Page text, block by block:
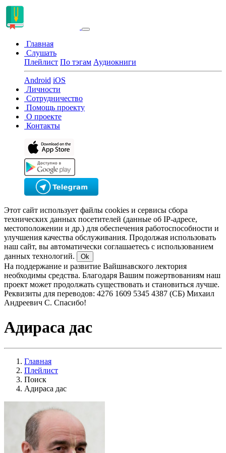
Главная
Слушать
Плейлист По тэгам Аудиокниги
Android iOS
Личности
Сотрудничество
Помощь проекту
О проекте
Контакты
Этот сайт использует файлы cookies и сервисы сбора
технических данных посетителей (данные об IP-адресе,
местоположении и др.) для обеспечения работоспособности и
улучшения качества обслуживания. Продолжая использовать
наш сайт, вы автоматически соглашаетесь с использованием
данных технологий.
Ok
На поддержание и развитие Вайшнавского лектория
необходимы средства. Благодаря Вашим пожертвованиям наш
проект может продолжать существовать и становиться лучше.
Реквизиты для переводов: 4276 1609 5345 4387 (СБ) Михаил
Андреевич С. Спасибо!
Адираса дас
Главная
Плейлист
Поиск
Адираса дас